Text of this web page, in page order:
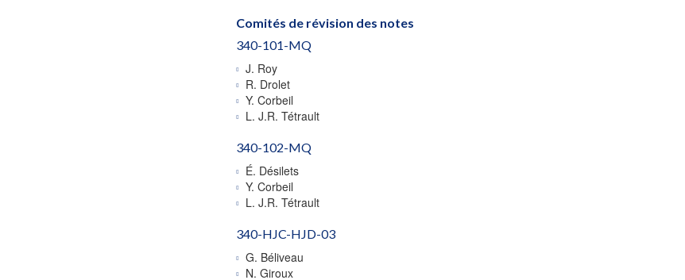
Comités de révision des notes
340-101-MQ
J. Roy
R. Drolet
Y. Corbeil
L. J.R. Tétrault
340-102-MQ
É. Désilets
Y. Corbeil
L. J.R. Tétrault
340-HJC-HJD-03
G. Béliveau
N. Giroux